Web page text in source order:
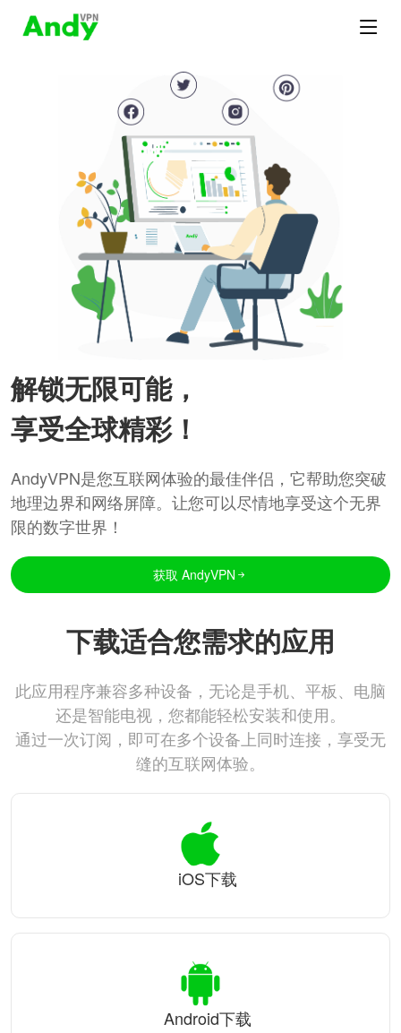
解锁无限可能，
享受全球精彩！
AndyVPN是您互联网体验的最佳伴侣，它帮助您突破
地理边界和网络屏障。让您可以尽情地享受这个无界
限的数字世界！
获取 AndyVPN
下载适合您需求的应用
此应用程序兼容多种设备，无论是手机、平板、电脑
还是智能电视，您都能轻松安装和使用。
通过一次订阅，即可在多个设备上同时连接，享受无
缝的互联网体验。
iOS下载
Android下载